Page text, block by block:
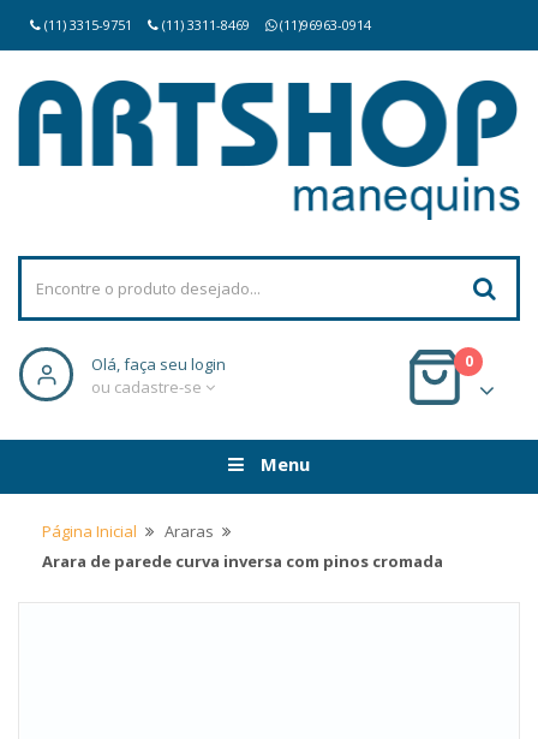
(11) 3315-9751 (11) 3311-8469 (11)96963-0914
Olá, faça seu login
ou cadastre-se
0
Menu
Página Inicial
Araras
Arara de parede curva inversa com pinos cromada